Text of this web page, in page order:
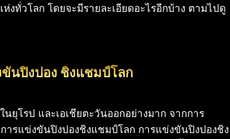
ทั่วโลก โดยจะมีรายละเอียดอะไรอีกบ้าง ตามไปดู
ขันปิงปอง ชิงแชมป์โลก
ยุโรป และเอเชียตะวันออกอย่างมาก จากการ
รแข่งขันปิงปองชิงแชมป์โลก การแข่งขันปิงปองชิง